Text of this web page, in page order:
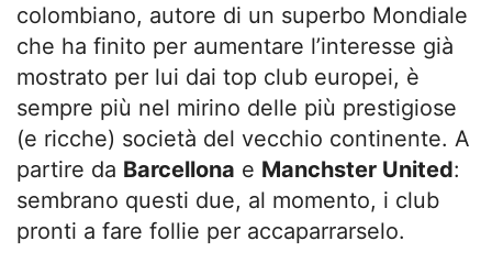
colombiano, autore di un superbo Mondiale
che ha finito per aumentare l’interesse già
mostrato per lui dai top club europei, è
sempre più nel mirino delle più prestigiose
(e ricche) società del vecchio continente. A
partire da Barcellona e Manchster United:
sembrano questi due, al momento, i club
pronti a fare follie per accaparrarselo.